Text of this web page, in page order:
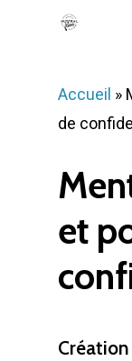
Accueil »
de
et